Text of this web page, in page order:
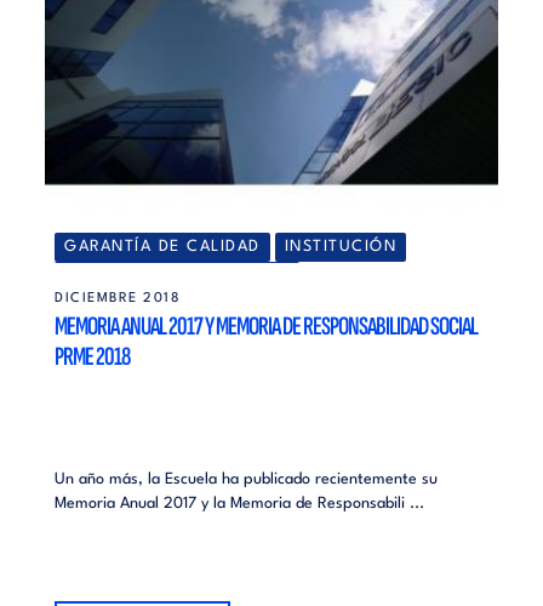
GARANTÍA DE CALIDAD
INSTITUCIÓN
DICIEMBRE 2018
MEMORIA ANUAL 2017 Y MEMORIA DE RESPONSABILIDAD SOCIAL
PRME 2018
Un año más, la Escuela ha publicado recientemente su
Memoria Anual 2017 y la Memoria de Responsabili ...